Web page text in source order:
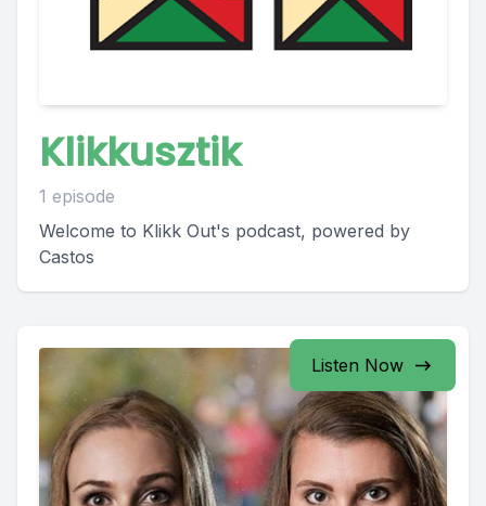
Klikkusztik
1 episode
Welcome to Klikk Out's podcast, powered by
Castos
Listen Now